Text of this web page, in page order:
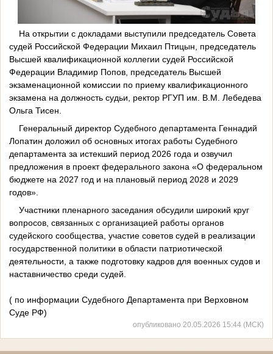
На открытии с докладами выступили председатель Совета
судей Российской Федерации Михаил Птицын, председатель
Высшей квалификационной коллегии судей Российской
Федерации Владимир Попов, председатель Высшей
экзаменационной комиссии по приему квалификационного
экзамена на должность судьи, ректор РГУП им. В.М. Лебедева
Ольга Тисен.
Генеральный директор Судебного департамента Геннадий
Лопатин доложил об основных итогах работы Судебного
департамента за истекший период 2026 года и озвучил
предложения в проект федерального закона «О федеральном
бюджете на 2027 год и на плановый период 2028 и 2029
годов».
Участники пленарного заседания обсудили широкий круг
вопросов, связанных с организацией работы органов
судейского сообщества, участие советов судей в реализации
государственной политики в области патриотической
деятельности, а также подготовку кадров для военных судов и
наставничество среди судей.
( по информации Судебного Департамента при Верховном
Суде РФ)
опубликовано 20.05.2026 15:44 (МСК)